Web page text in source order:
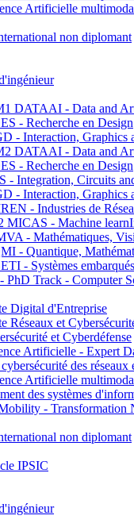
Artificielle
non diplomant
DATAAI - Data and
- Recherche en Design
- Interaction, Graphics
DATAAI - Data and
- Recherche en Design
- Integration, Circuits
- Interaction, Graphics
- Industries de
- Machine
- Mathématiques,
- Quantique,
- Systèmes
Track - Computer
Digital d'Entreprise
Réseaux et
et Cyberdéfense
Artificielle - Expert
des réseaux
Artificielle
des systèmes
- Transformation
non diplomant
IPSIC